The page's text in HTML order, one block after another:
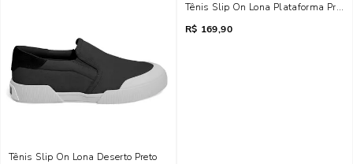
Tênis Slip On Lona Deserto Preto
Tênis Slip On Lona Plataforma Preto
R$ 169,90